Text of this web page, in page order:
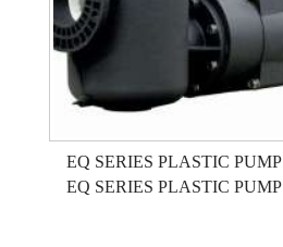
EQ SERIES PLASTIC PUMP
EQ SERIES PLASTIC PUMP